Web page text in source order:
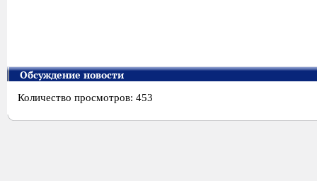
Обсуждение новости
Количество просмотров: 453